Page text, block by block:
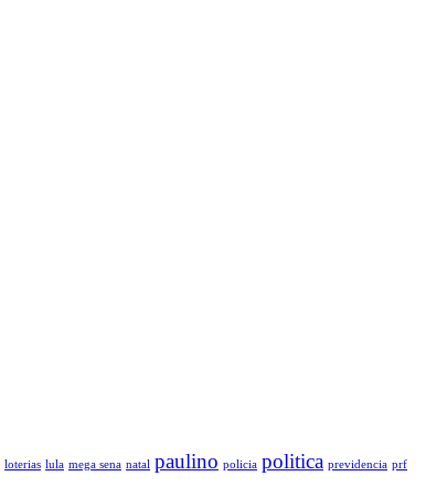
loterias lula mega sena natal paulino policia politica previdencia prf